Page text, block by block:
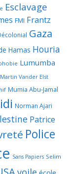
Esclavage
FMI Frantz
Gaza
Hamas Houria
Lumumba
Martin Vander Elst
Mumia Abu-Jamal
Norman Ajari
Patrice
Police
Sans Papiers Selim